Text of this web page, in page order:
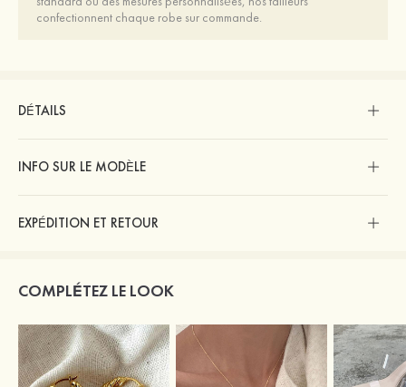
confectionnent chaque robe sur commande.
DÉTAILS
INFO SUR LE MODÈLE
EXPÉDITION ET RETOUR
COMPLÉTEZ LE LOOK